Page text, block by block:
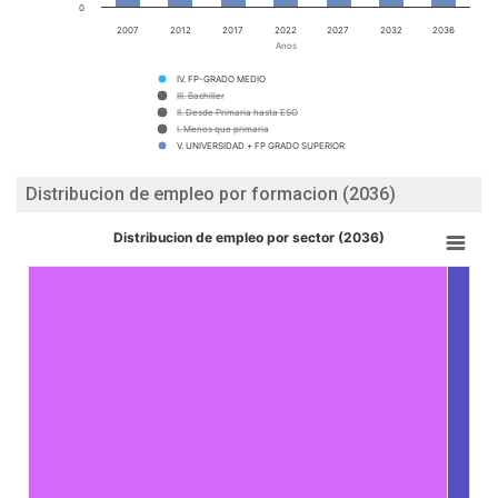
Anos
IV. FP-GRADO MEDIO
III. Bachiller
II. Desde Primaria hasta ESO
I. Menos que primaria
V. UNIVERSIDAD + FP GRADO SUPERIOR
2007 2012 2017 2022 2027 2032 2036
0
Distribucion de empleo por formacion (2036)
Distribucion de empleo por sector (2036)